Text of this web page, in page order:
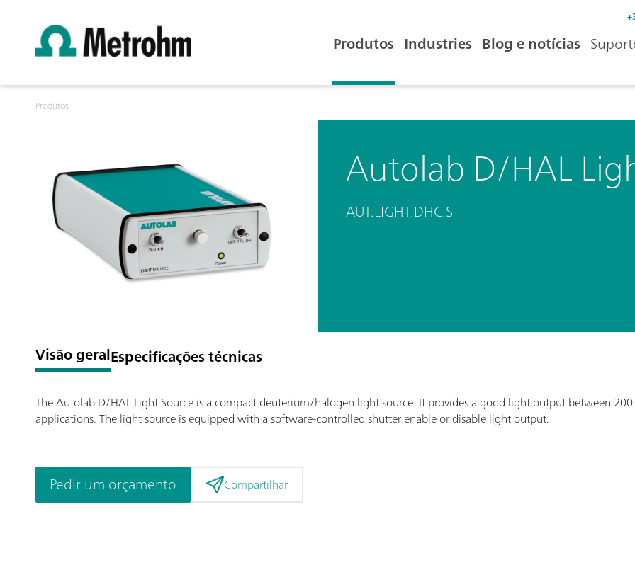
Produtos Industries Blog e notícias
Produtos
Autolab D/HAL
AUT.LIGHT.DHC.S
Visão geralEspecificações técnicas
The Autolab D/HAL Light Source is a compact deuterium/halogen light source. It provides a good light output between
applications. The light source is equipped with a software-controlled shutter enable or disable light output.
Pedir um orçamento Compartilhar